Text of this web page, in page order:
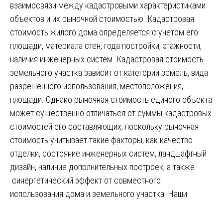
взаимосвязи между кадастровыми характеристиками
объектов и их рыночной стоимостью. Кадастровая
стоимость жилого дома определяется с учетом его
площади, материала стен, года постройки, этажности,
наличия инженерных систем. Кадастровая стоимость
земельного участка зависит от категории земель, вида
разрешенного использования, местоположения,
площади. Однако рыночная стоимость единого объекта
может существенно отличаться от суммы кадастровых
стоимостей его составляющих, поскольку рыночная
стоимость учитывает такие факторы, как качество
отделки, состояние инженерных систем, ландшафтный
дизайн, наличие дополнительных построек, а также
синергетический эффект от совместного
использования дома и земельного участка. Наши